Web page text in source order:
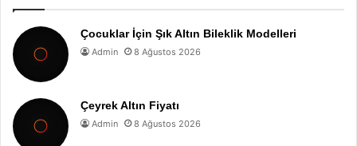
Çocuklar İçin Şık Altın Bileklik Modelleri
Admin 8 Ağustos 2026
Çeyrek Altın Fiyatı
Admin 8 Ağustos 2026